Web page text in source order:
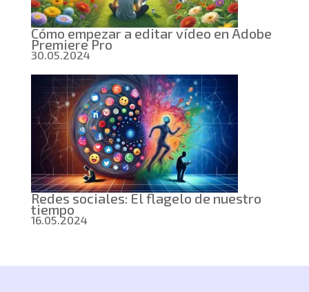
Cómo empezar a editar vídeo en Adobe
Premiere Pro
30.05.2024
Redes sociales: El flagelo de nuestro
tiempo
16.05.2024